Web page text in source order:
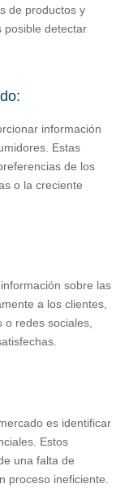
de productos y
posible detectar
información
Estas
de los
o la creciente
sobre las
a los clientes,
o redes sociales,
es identificar
Estos
una falta de
proceso ineficiente.